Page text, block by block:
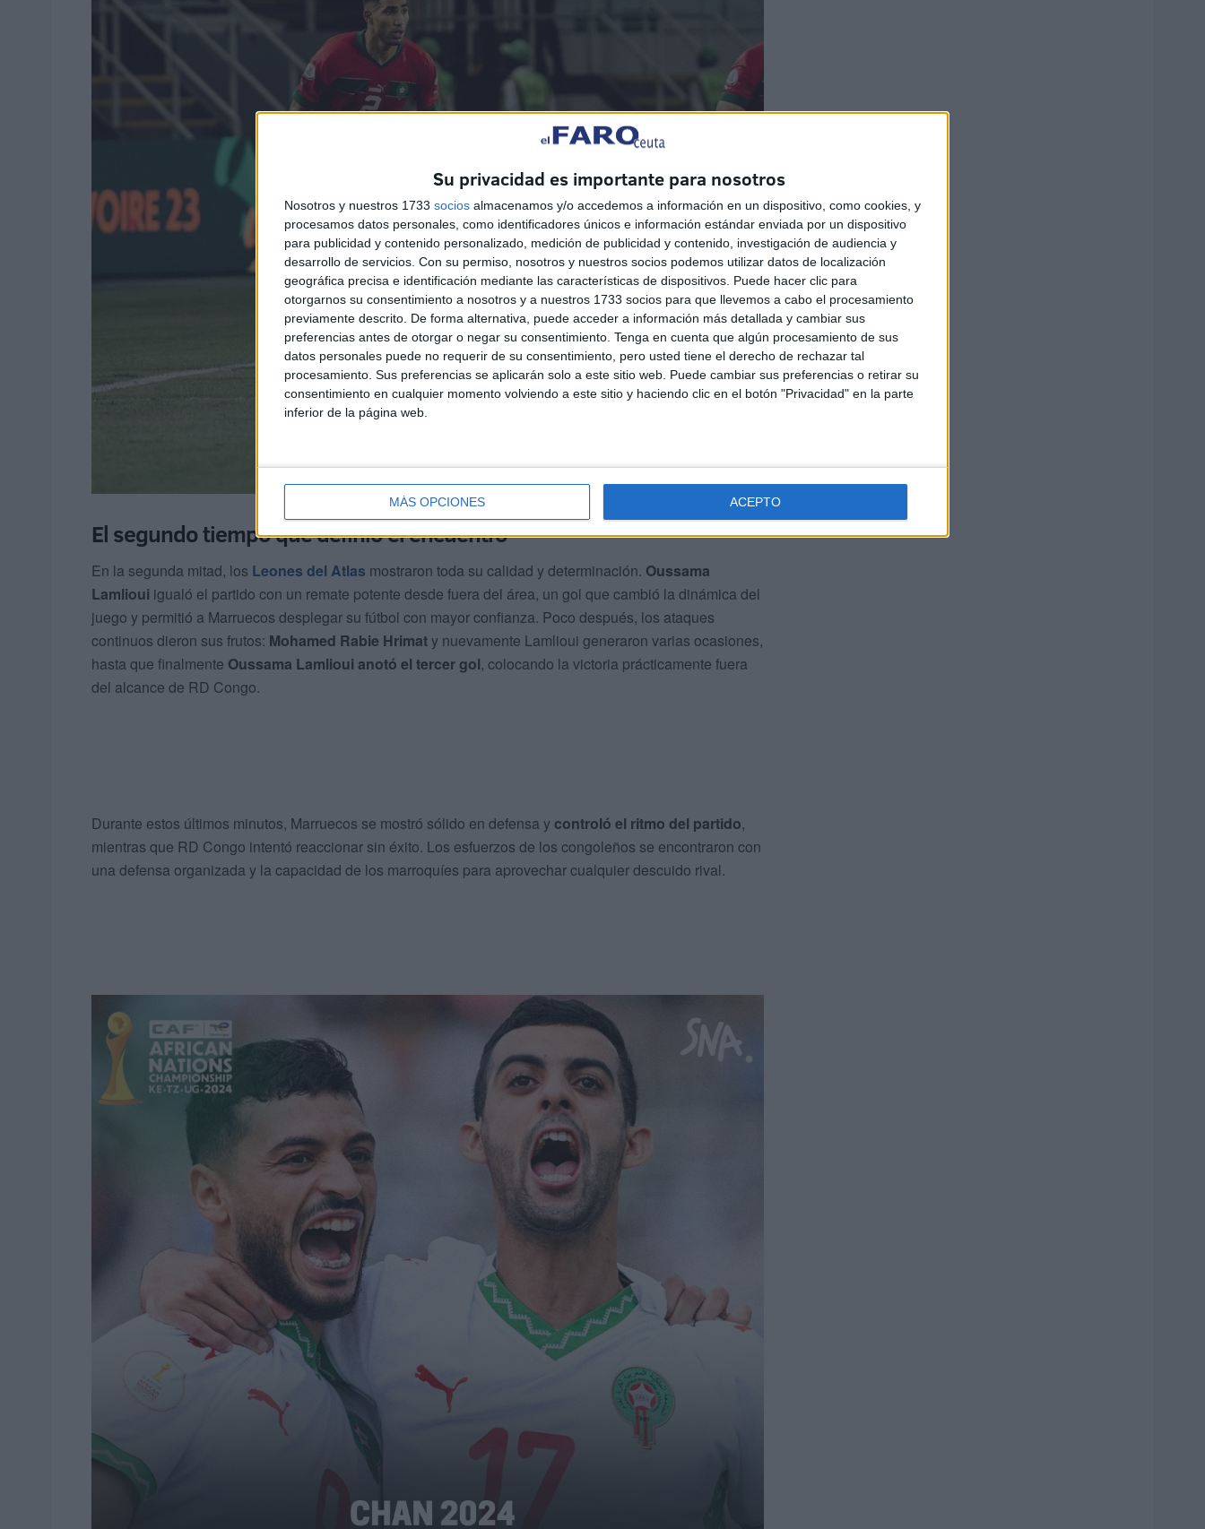
Su privacidad es importante para nosotros
Nosotros y nuestros 1733 socios almacenamos y/o accedemos a información en un dispositivo, como cookies, y
procesamos datos personales, como identificadores únicos e información estándar enviada por un dispositivo
para publicidad y contenido personalizado, medición de publicidad y contenido, investigación de audiencia y
desarrollo de servicios. Con su permiso, nosotros y nuestros socios podemos utilizar datos de localización
geográfica precisa e identificación mediante las características de dispositivos. Puede hacer clic para
otorgarnos su consentimiento a nosotros y a nuestros 1733 socios para que llevemos a cabo el procesamiento
previamente descrito. De forma alternativa, puede acceder a información más detallada y cambiar sus
preferencias antes de otorgar o negar su consentimiento. Tenga en cuenta que algún procesamiento de sus
datos personales puede no requerir de su consentimiento, pero usted tiene el derecho de rechazar tal
procesamiento. Sus preferencias se aplicarán solo a este sitio web. Puede cambiar sus preferencias o retirar su
consentimiento en cualquier momento volviendo a este sitio y haciendo clic en el botón "Privacidad" en la parte
inferior de la página web.
MÁS OPCIONES ACEPTO
El segundo tiempo que definió el encuentro
En la segunda mitad, los Leones del Atlas mostraron toda su calidad y determinación. Oussama
Lamlioui igualó el partido con un remate potente desde fuera del área, un gol que cambió la dinámica del
juego y permitió a Marruecos desplegar su fútbol con mayor confianza. Poco después, los ataques
continuos dieron sus frutos: Mohamed Rabie Hrimaty nuevamente Lamlioui generaron varias ocasiones,
hasta que finalmente Oussama Lamlioui anotó el tercer gol, colocando la victoria prácticamente fuera
del alcance de RD Congo.
Durante estos últimos minutos, Marruecos se mostró sólido en defensa y controló el ritmo del partido,
mientras que RD Congo intentó reaccionar sin éxito. Los esfuerzos de los congoleños se encontraron con
una defensa organizada y la capacidad de los marroquíes para aprovechar cualquier descuido rival.